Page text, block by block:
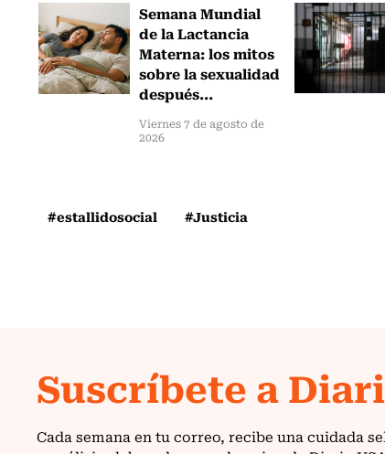
Semana Mundial
de la Lactancia
Materna: los mitos
sobre la sexualidad
después...
Viernes 7 de agosto de
2026
#estallidosocial #Justicia